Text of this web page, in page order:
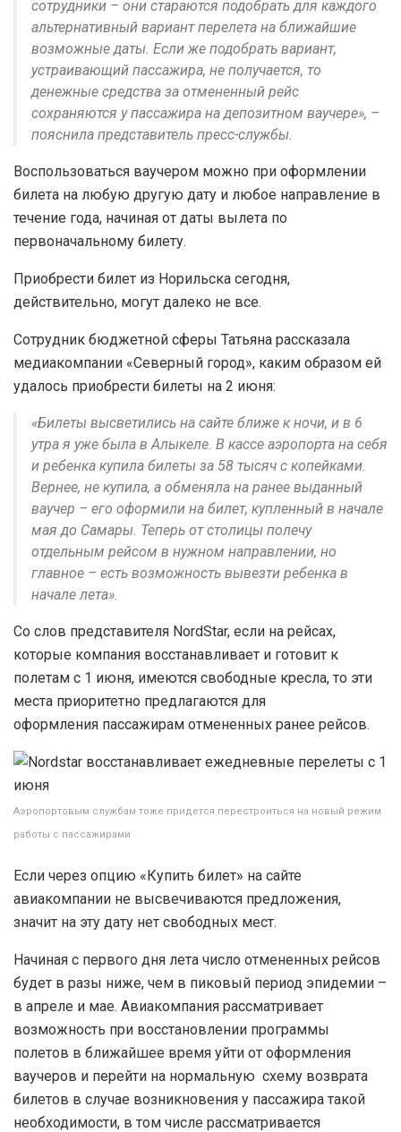
сотрудники – они стараются подобрать для каждого
альтернативный вариант перелета на ближайшие
возможные даты. Если же подобрать вариант,
устраивающий пассажира, не получается, то
денежные средства за отмененный рейс
сохраняются у пассажира на депозитном ваучере», –
пояснила представитель пресс-службы.
Воспользоваться ваучером можно при оформлении
билета на любую другую дату и любое направление в
течение года, начиная от даты вылета по
первоначальному билету.
Приобрести билет из Норильска сегодня,
действительно, могут далеко не все.
Сотрудник бюджетной сферы Татьяна рассказала
медиакомпании «Северный город», каким образом ей
удалось приобрести билеты на 2 июня:
«Билеты высветились на сайте ближе к ночи, и в 6
утра я уже была в Алыкеле. В кассе аэропорта на себя
и ребенка купила билеты за 58 тысяч с копейками.
Вернее, не купила, а обменяла на ранее выданный
ваучер – его оформили на билет, купленный в начале
мая до Самары. Теперь от столицы полечу
отдельным рейсом в нужном направлении, но
главное – есть возможность вывезти ребенка в
начале лета».
Со слов представителя NordStar, если на рейсах,
которые компания восстанавливает и готовит к
полетам с 1 июня, имеются свободные кресла, то эти
места приоритетно предлагаются для
оформления пассажирам отмененных ранее рейсов.
Аэропортовым службам тоже придется перестроиться на новый режим
работы с пассажирами
Если через опцию «Купить билет» на сайте
авиакомпании не высвечиваются предложения,
значит на эту дату нет свободных мест.
Начиная с первого дня лета число отмененных рейсов
будет в разы ниже, чем в пиковый период эпидемии –
в апреле и мае. Авиакомпания рассматривает
возможность при восстановлении программы
полетов в ближайшее время уйти от оформления
ваучеров и перейти на нормальную схему возврата
билетов в случае возникновения у пассажира такой
необходимости, в том числе рассматривается